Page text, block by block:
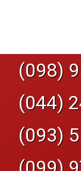
(098)
(044)
(093)